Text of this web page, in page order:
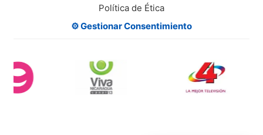
Política de Ética
⚙️ Gestionar Consentimiento